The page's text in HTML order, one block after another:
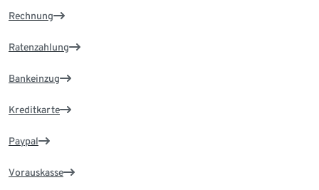
Rechnung
Ratenzahlung
Bankeinzug
Kreditkarte
Paypal
Vorauskasse